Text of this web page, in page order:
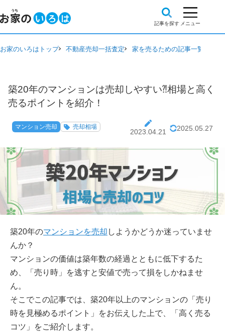
お家のいろはトップ 不動産売却一括査定 家を売るための記事一覧
築20年のマンションは売却しやすい⁈相場と高く
売るポイントを紹介！
マンション売却 売却相場
2023.04.21 2025.05.27
築20年のマンションを売却 しようかどうか迷っていませ
んか？
マンションの価値は築年数の経過とともに低下するた
め、「売り時」を逃すと安値で売って損をしかねませ
ん。
そこでこの記事では、築20年以上のマンションの「売り
時を見極めるポイント」をお伝えした上で、「高く売る
コツ」をご紹介します。